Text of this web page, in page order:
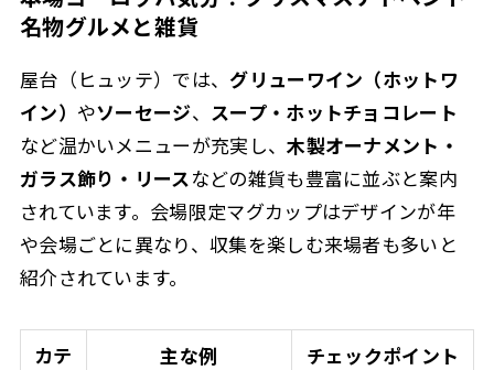
名物グルメと雑貨
屋台（ヒュッテ）では、 グリューワイン（ホットワ
イン） やソーセージ、 スープ・ホットチョコレート
など温かいメニューが充実し、木製オーナメント・
ガラス飾り・リースなどの雑貨も豊富に並ぶと案内
されています。 会場限定マグカップはデザインが年
や会場ごとに異なり、収集を楽しむ来場者も多いと
紹介されています。
カテ
主な例 チェックポイント